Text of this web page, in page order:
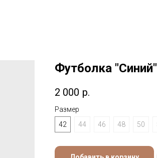
Футболка "Синий"
2 000 р.
Размер
42
44 46 48 50